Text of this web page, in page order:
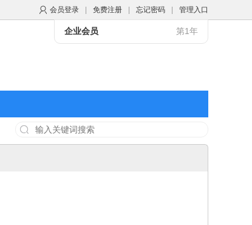
会员登录 免费注册 忘记密码 管理入口
企业会员 第1年